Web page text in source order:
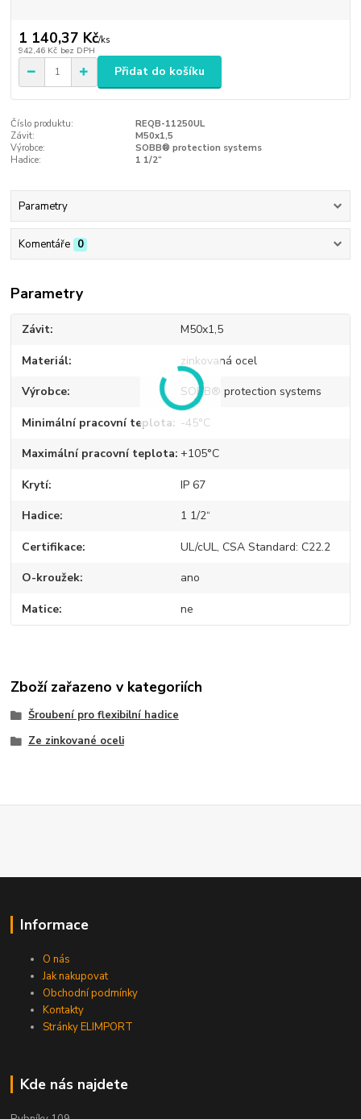
1 140,37 Kč/ks
942,46 Kč bez DPH
Přidat do košíku
Číslo produktu:
REQB-11250UL
Závit:
M50x1,5
Výrobce:
SOBB® protection systems
Hadice:
1 1/2“
Parametry
Komentáře 0
Parametry
Závit M50x1,5
Materiál zinkovaná ocel
Výrobce SOBB® protection systems
Minimální pracovní teplota -45°C
Maximální pracovní teplota +105°C
Krytí IP 67
Hadice 1 1/2“
Certifikace UL/cUL, CSA Standard: C22.2
O-kroužek ano
Matice ne
Zboží zařazeno v kategoriích
Šroubení pro flexibilní hadice
Ze zinkované oceli
Informace
O nás
Jak nakupovat
Obchodní podmínky
Kontakty
Stránky ELIMPORT
Kde nás najdete